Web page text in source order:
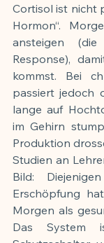
Cortisol ist nicht
Hormon“.
ansteigen
Response),
kommst. Bei
passiert jedoch
lange auf
im Gehirn
Produktion
Studien an
Bild:
Erschöpfung
Morgen als
Das System